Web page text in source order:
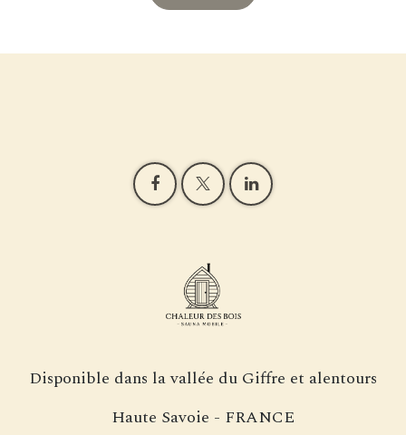
Disponible dans la vallée du Giffre et alentours
Haute Savoie - FRANCE